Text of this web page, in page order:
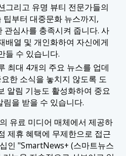
그리고 유명 뷰티 전문가들의
팁부터 대중문화 뉴스까지,
심사를 충족시켜 줍니다. 사
배열 및 개인화하여 자신에게
들 수 있습니다.
최대 4개의 주요 뉴스를 업데
한 소식을 놓치지 않도록 도
알림 기능도 활성화하여 중요
을 받을 수 있습니다.
유료 미디어 매체에서 제공하
제휴 혜택에 무제한으로 접근
인 "SmartNews+ (스마트뉴스